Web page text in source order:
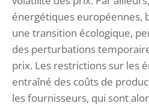
énergétiques européennes,
une transition écologique,
des perturbations
prix. Les restrictions sur les
entraîné des coûts de
les fournisseurs, qui sont